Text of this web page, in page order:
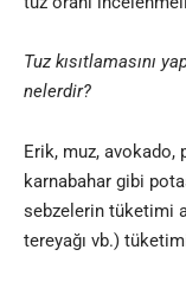
Tuz kısıtlamasını
nelerdir?
Erik, muz, avokado,
karnabahar gibi
sebzelerin tüketimi
tereyağı vb.)